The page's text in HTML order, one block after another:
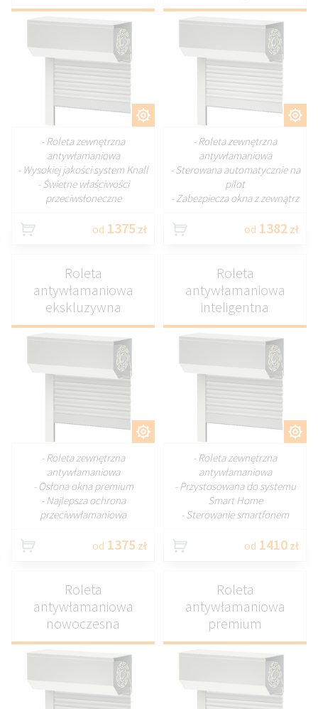
DOSTOSUJ
- Roleta zewnętrzna
antywłamaniowa
- Wysokiej jakości system Knall
- Świetne właściwości
przeciwsłoneczne
od 1375 zł
DOSTOSUJ
- Roleta zewnętrzna
antywłamaniowa
- Sterowana automatycznie na
pilot
- Zabezpiecza okna z zewnątrz
od 1382 zł
DOSTOSUJ
Roleta
antywłamaniowa
ekskluzywna
- Roleta zewnętrzna
antywłamaniowa
- Osłona okna premium
- Najlepsza ochrona
przeciwwłamaniowa
od 1375 zł
DOSTOSUJ
Roleta
antywłamaniowa
inteligentna
- Roleta zewnętrzna
antywłamaniowa
- Przystosowana do systemu
Smart Home
- Sterowanie smartfonem
od 1410 zł
Roleta
antywłamaniowa
nowoczesna
Roleta
antywłamaniowa
premium